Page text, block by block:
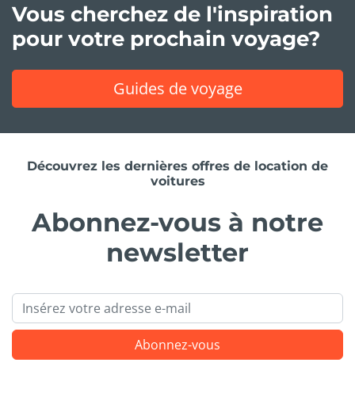
Vous cherchez de l'inspiration
pour votre prochain voyage?
Guides de voyage
Découvrez les dernières offres de location de
voitures
Abonnez-vous à notre
newsletter
Email
Abonnez-vous